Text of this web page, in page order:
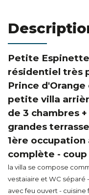
Petite
résidentiel très
Prince
petite villa
de 3 chambres
grandes
1ère
complète - coup
la villa se compose
vestaiaire et WC séparé
avec feu ouvert -